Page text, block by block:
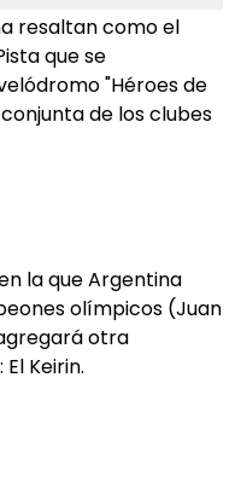
resaltan como el
que se
"Héroes de
de los clubes
la que Argentina
olímpicos (Juan
otra
Keirin.